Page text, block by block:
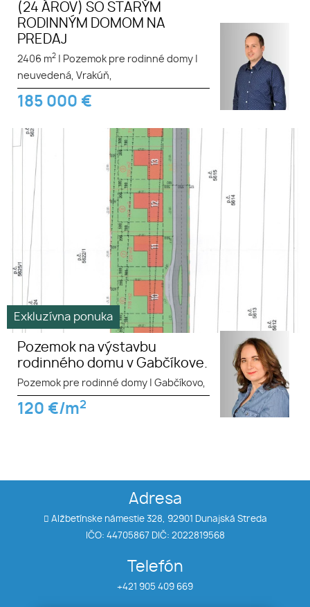
(24 ÁROV) SO STARÝM
RODINNÝM DOMOM NA
PREDAJ
2406 m2 Pozemok pre rodinné domy
neuvedená, Vrakúň,
185 000 €
Pozemok na výstavbu
rodinného domu v Gabčíkove.
Exkluzívna ponuka
Pozemok na výstavbu
rodinného domu v Gabčíkove.
Pozemok pre rodinné domy Gabčíkovo,
120 €/m2
Adresa
Alžbetínske námestie 328, 92901 Dunajská Streda
IČO: 44705867 DIČ: 2022819568
Telefón
+421 905 409 669